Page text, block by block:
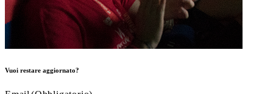
Vuoi restare aggiornato?